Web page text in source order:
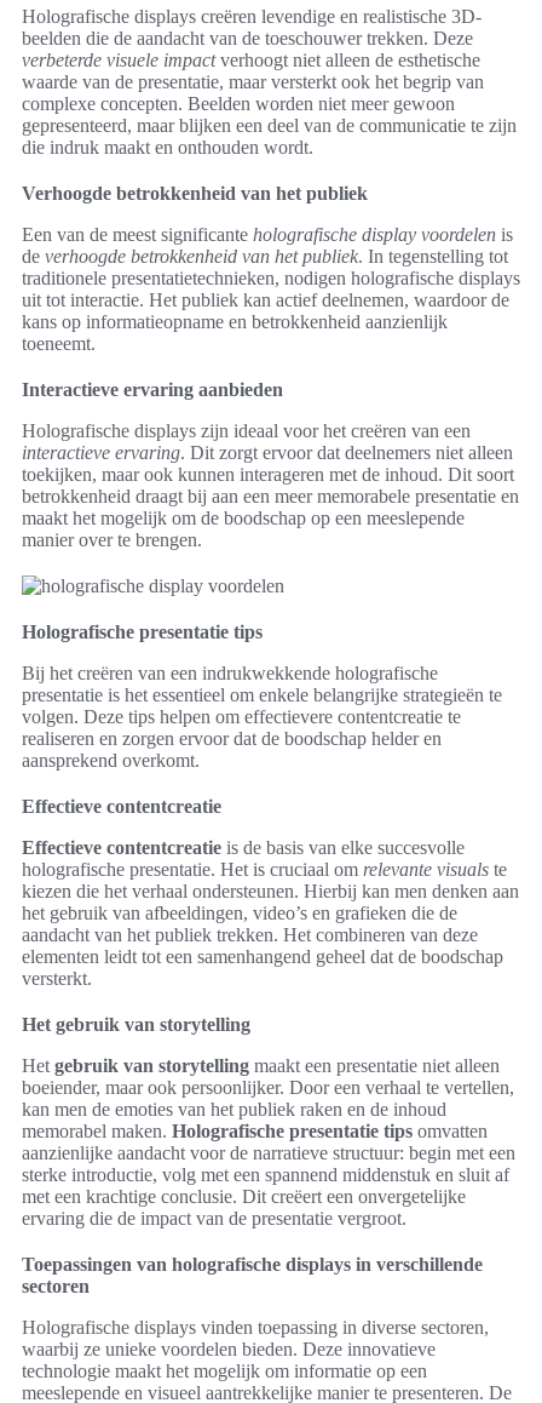
Holografische displays creëren levendige en realistische 3D-
beelden die de aandacht van de toeschouwer trekken. Deze
verbeterde visuele impactverhoogt niet alleen de esthetische
waarde van de presentatie, maar versterkt ook het begrip van
complexe concepten. Beelden worden niet meer gewoon
gepresenteerd, maar blijken een deel van de communicatie te zijn
die indruk maakt en onthouden wordt.
Verhoogde betrokkenheid van het publiek
Een van de meest significante holografische display voordelen is
de verhoogde betrokkenheid van het publiek. In tegenstelling tot
traditionele presentatietechnieken, nodigen holografische displays
uit tot interactie. Het publiek kan actief deelnemen, waardoor de
kans op informatieopname en betrokkenheid aanzienlijk
toeneemt.
Interactieve ervaring aanbieden
Holografische displays zijn ideaal voor het creëren van een
interactieve ervaring. Dit zorgt ervoor dat deelnemers niet alleen
toekijken, maar ook kunnen interageren met de inhoud. Dit soort
betrokkenheid draagt bij aan een meer memorabele presentatie en
maakt het mogelijk om de boodschap op een meeslepende
manier over te brengen.
Holografische presentatie tips
Bij het creëren van een indrukwekkende holografische
presentatie is het essentieel om enkele belangrijke strategieën te
volgen. Deze tips helpen om effectievere contentcreatie te
realiseren en zorgen ervoor dat de boodschap helder en
aansprekend overkomt.
Effectieve contentcreatie
Effectieve contentcreatie is de basis van elke succesvolle
holografische presentatie. Het is cruciaal om relevante visuals te
kiezen die het verhaal ondersteunen. Hierbij kan men denken aan
het gebruik van afbeeldingen, video’s en grafieken die de
aandacht van het publiek trekken. Het combineren van deze
elementen leidt tot een samenhangend geheel dat de boodschap
versterkt.
Het gebruik van storytelling
Het gebruik van storytelling maakt een presentatie niet alleen
boeiender, maar ook persoonlijker. Door een verhaal te vertellen,
kan men de emoties van het publiek raken en de inhoud
memorabel maken. Holografische presentatie tips omvatten
aanzienlijke aandacht voor de narratieve structuur: begin met een
sterke introductie, volg met een spannend middenstuk en sluit af
met een krachtige conclusie. Dit creëert een onvergetelijke
ervaring die de impact van de presentatie vergroot.
Toepassingen van holografische displays in verschillende
sectoren
Holografische displays vinden toepassing in diverse sectoren,
waarbij ze unieke voordelen bieden. Deze innovatieve
technologie maakt het mogelijk om informatie op een
meeslepende en visueel aantrekkelijke manier te presenteren. De